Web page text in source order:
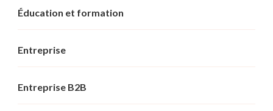
Éducation et formation
Entreprise
Entreprise B2B